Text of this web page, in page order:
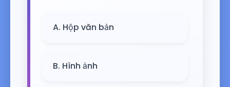
A. Hộp văn bản
B. Hình ảnh